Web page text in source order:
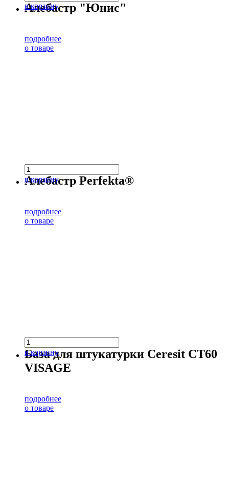
в корзину
Алебастр "Юнис"
подробнее
о товаре
в корзину
Алебастр Perfekta®
подробнее
о товаре
в корзину
База для штукатурки Ceresit CT60
VISAGE
подробнее
о товаре